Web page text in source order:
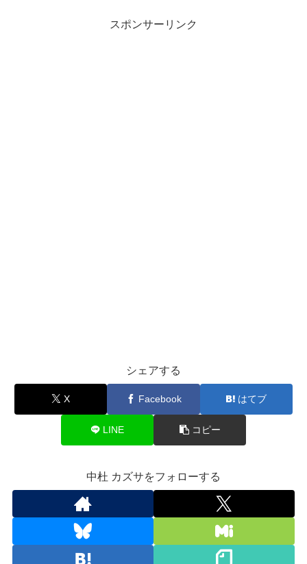
スポンサーリンク
シェアする
X Facebook はてブ
LINE コピー
中杜 カズサをフォローする